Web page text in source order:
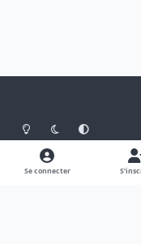
Light ModeDark ModeSystem
Langue
Se connecter